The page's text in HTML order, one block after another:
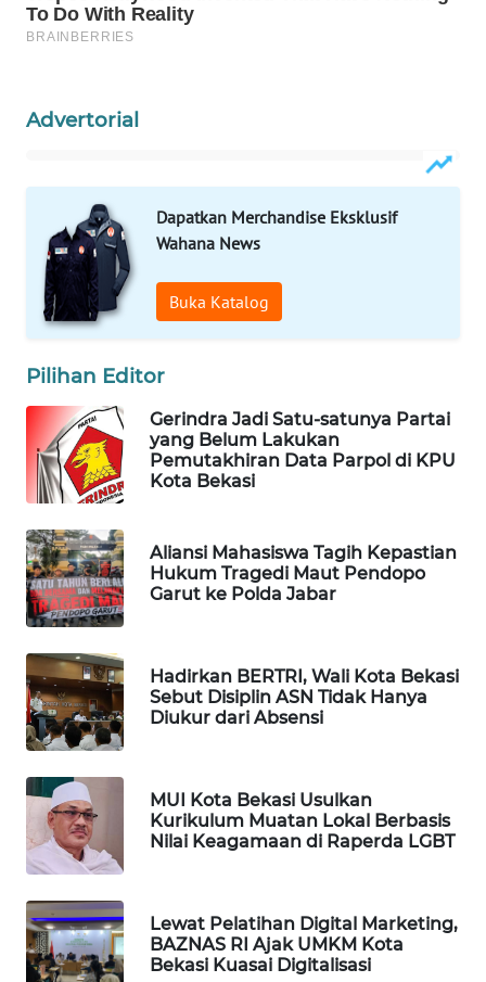
Advertorial
Dapatkan Merchandise Eksklusif
Wahana News
Buka Katalog
Pilihan Editor
Gerindra Jadi Satu-satunya Partai
yang Belum Lakukan
Pemutakhiran Data Parpol di KPU
Kota Bekasi
Aliansi Mahasiswa Tagih Kepastian
Hukum Tragedi Maut Pendopo
Garut ke Polda Jabar
Hadirkan BERTRI, Wali Kota Bekasi
Sebut Disiplin ASN Tidak Hanya
Diukur dari Absensi
MUI Kota Bekasi Usulkan
Kurikulum Muatan Lokal Berbasis
Nilai Keagamaan di Raperda LGBT
Lewat Pelatihan Digital Marketing,
BAZNAS RI Ajak UMKM Kota
Bekasi Kuasai Digitalisasi
MAWAKA
MARTABAT
WATCH
MKLI
LPKKI
LKKI
KOPEKLIN
KONSUMEN
FORWAMKI
ALPERKLINAS
FORJASIDA
NEWS
SITUNGIR
NEWS
SIDIKALANG
NEWS